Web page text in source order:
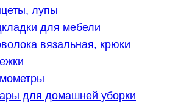
лупы
для мебели
вязальная, крюки
для домашней уборки